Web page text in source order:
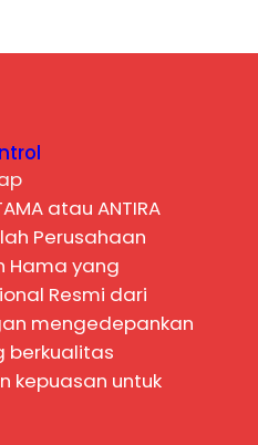
atau ANTIRA
Perusahaan
Hama yang
Resmi dari
mengedepankan
berkualitas
kepuasan untuk